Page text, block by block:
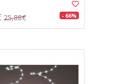
25,88€ - 66%